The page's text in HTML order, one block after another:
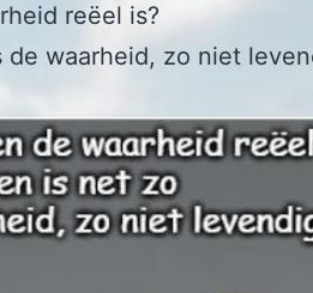
reëel is?
waarheid, zo niet